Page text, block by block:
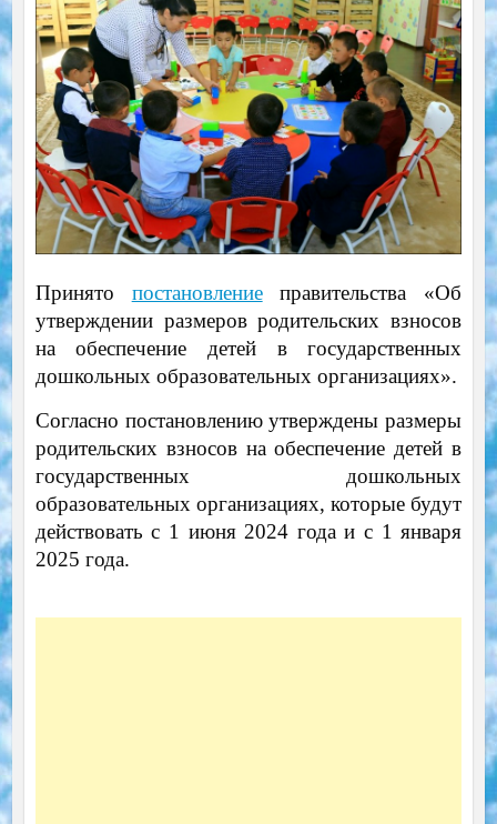
Принято постановлениеправительства «Об
утверждении размеров родительских взносов
на обеспечение детей в государственных
дошкольных образовательных организациях».
Согласно постановлению утверждены размеры
родительских взносов на обеспечение детей в
государственных дошкольных
образовательных организациях, которые будут
действовать с 1 июня 2024 года и с 1 января
2025 года.